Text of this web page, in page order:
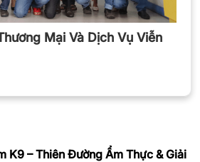
Mại Và Dịch Vụ Viễn
K9 – Thiên Đường Ẩm Thực & Giải